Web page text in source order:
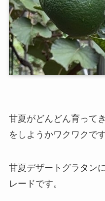
甘夏がどんどん育って
をしようかワクワクで
甘夏デザートグラタン
レードです。